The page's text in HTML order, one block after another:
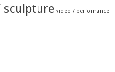
sculpture video / performance